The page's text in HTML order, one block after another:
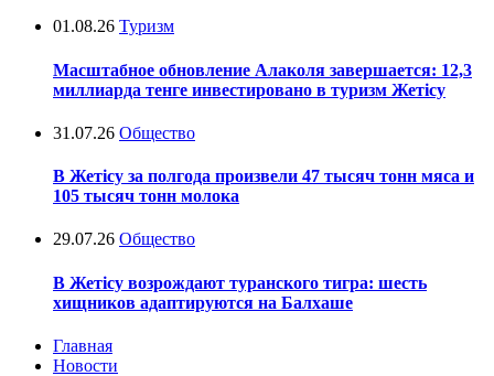
01.08.26 Туризм
Масштабное обновление Алаколя завершается: 12,3
миллиарда тенге инвестировано в туризм Жетісу
31.07.26 Общество
В Жетісу за полгода произвели 47 тысяч тонн мяса и
105 тысяч тонн молока
29.07.26 Общество
В Жетісу возрождают туранского тигра: шесть
хищников адаптируются на Балхаше
Главная
Новости